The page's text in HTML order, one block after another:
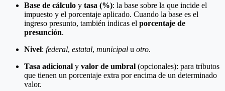
Base de cálculo y tasa (%): la base sobre la que incide el
impuesto y el porcentaje aplicado. Cuando la base es el
ingreso presunto, también indicas el porcentaje de
presunción.
Nivel: federal, estatal, municipal u otro.
Tasa adicional y valor de umbral (opcionales): para tributos
que tienen un porcentaje extra por encima de un determinado
valor.